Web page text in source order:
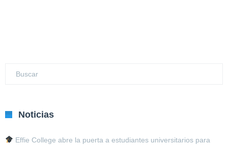
Noticias
Effie College abre la puerta a estudiantes universitarios para